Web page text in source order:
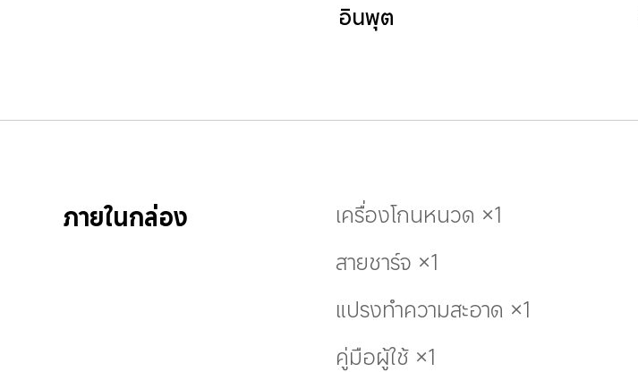
อินพุต
ภายในกล่อง
เครื่องโกนหนวด ×1
สายชาร์จ ×1
แปรงทำความสะอาด ×1
คู่มือผู้ใช้ ×1